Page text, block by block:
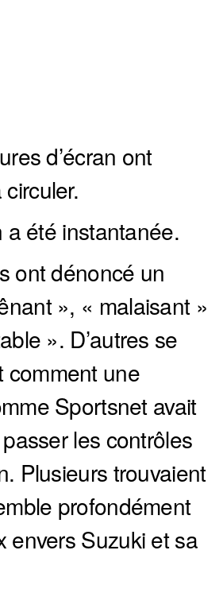
d’écran ont
a été instantanée.
ont dénoncé un
», « malaisant »
». D’autres se
comment une
Sportsnet avait
les contrôles
Plusieurs trouvaient
profondément
envers Suzuki et sa